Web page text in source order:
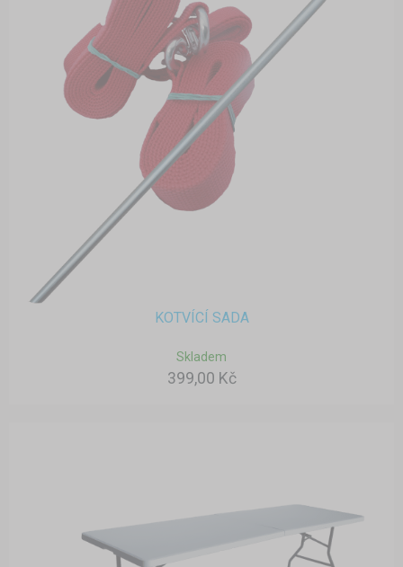
KOTVÍCÍ SADA
Skladem
399,00 Kč